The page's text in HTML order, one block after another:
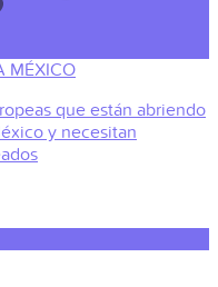
MÉXICO
que están abriendo
y necesitan